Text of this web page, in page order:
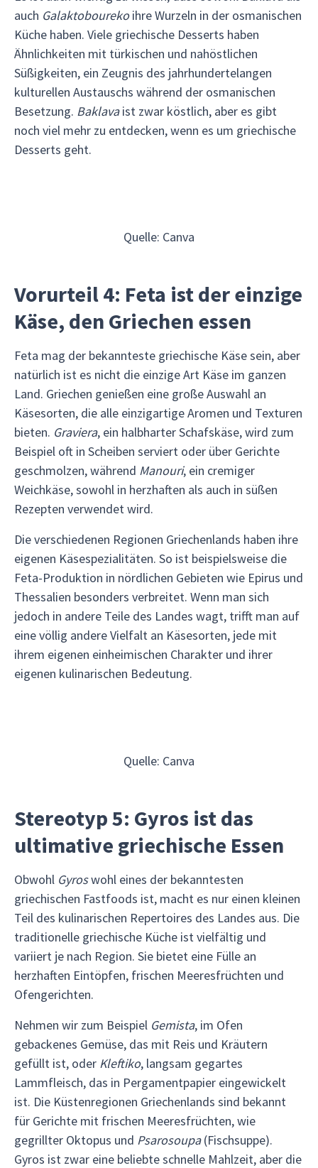
auch Galaktobourekoihre Wurzeln in der osmanischen
Küche haben. Viele griechische Desserts haben
Ähnlichkeiten mit türkischen und nahöstlichen
Süßigkeiten, ein Zeugnis des jahrhundertelangen
kulturellen Austauschs während der osmanischen
Besetzung. Baklavaist zwar köstlich, aber es gibt
noch viel mehr zu entdecken, wenn es um griechische
Desserts geht.
Quelle: Canva
Vorurteil 4: Feta ist der einzige
Käse, den Griechen essen
Feta mag der bekannteste griechische Käse sein, aber
natürlich ist es nicht die einzige Art Käse im ganzen
Land. Griechen genießen eine große Auswahl an
Käsesorten, die alle einzigartige Aromen und Texturen
bieten. Graviera, ein halbharter Schafskäse, wird zum
Beispiel oft in Scheiben serviert oder über Gerichte
geschmolzen, während Manouri, ein cremiger
Weichkäse, sowohl in herzhaften als auch in süßen
Rezepten verwendet wird.
Die verschiedenen Regionen Griechenlands haben ihre
eigenen Käsespezialitäten. So ist beispielsweise die
Feta-Produktion in nördlichen Gebieten wie Epirus und
Thessalien besonders verbreitet. Wenn man sich
jedoch in andere Teile des Landes wagt, trifft man auf
eine völlig andere Vielfalt an Käsesorten, jede mit
ihrem eigenen einheimischen Charakter und ihrer
eigenen kulinarischen Bedeutung.
Quelle: Canva
Stereotyp 5: Gyros ist das
ultimative griechische Essen
Obwohl Gyroswohl eines der bekanntesten
griechischen Fastfoods ist, macht es nur einen kleinen
Teil des kulinarischen Repertoires des Landes aus. Die
traditionelle griechische Küche ist vielfältig und
variiert je nach Region. Sie bietet eine Fülle an
herzhaften Eintöpfen, frischen Meeresfrüchten und
Ofengerichten.
Nehmen wir zum Beispiel Gemista, im Ofen
gebackenes Gemüse, das mit Reis und Kräutern
gefüllt ist, oder Kleftiko, langsam gegartes
Lammfleisch, das in Pergamentpapier eingewickelt
ist. Die Küstenregionen Griechenlands sind bekannt
für Gerichte mit frischen Meeresfrüchten, wie
gegrillter Oktopus und Psarosoupa(Fischsuppe).
Gyros ist zwar eine beliebte schnelle Mahlzeit, aber die